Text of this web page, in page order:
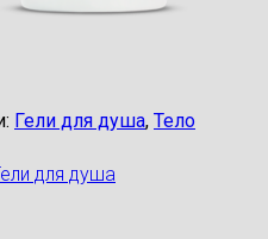
Гели для душа, Тело
для душа